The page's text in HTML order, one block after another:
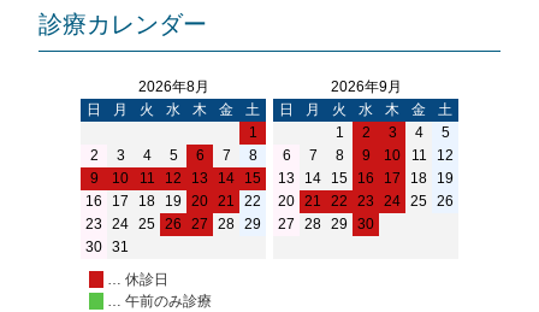
診療カレンダー
2026年8月
日
月 火 水 木 金
土
1
2
3 4 5 6 7
8
9
10 11 12 13 14
15
16
17 18 19 20 21
22
23 24 25 26 27 28 29
30 31
2026年9月
日
月 火 水 木 金
土
1
2 3 4
5
6
7 8 9 10 11
12
13
14 15 16 17 18
19
20 21 22 23 24 25 26
27
28 29 30
… 休診日
… 午前のみ診療